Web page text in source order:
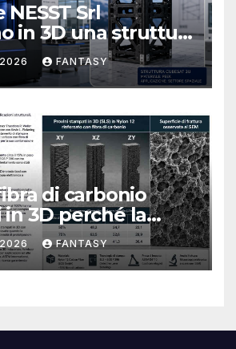
NESST Srl
in 3D una struttura
in Carbon PEEK
FANTASY
di carbonio
3D perché la
agli urti dipende
FANTASY